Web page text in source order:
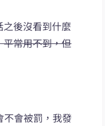
之後沒看到什麼
平常用不到，但
會被罰，我發